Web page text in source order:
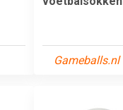
Gameballs.nl